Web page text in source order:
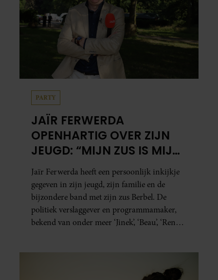
PARTY
JAÏR FERWERDA
OPENHARTIG OVER ZIJN
JEUGD: “MIJN ZUS IS MIJN
MORELE KOMPAS”
Jaïr Ferwerda heeft een persoonlijk inkijkje
gegeven in zijn jeugd, zijn familie en de
bijzondere band met zijn zus Berbel. De
politiek verslaggever en programmamaker,
bekend van onder meer ‘Jinek’, ‘Beau’, ‘Renze’,